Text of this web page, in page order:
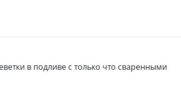
в подливе с только что сваренными